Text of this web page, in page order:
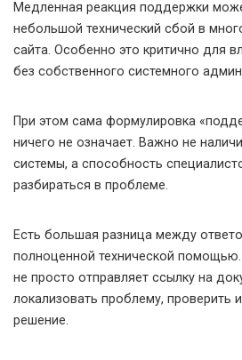
Медленная реакция поддержки
небольшой технический сбой в
сайта. Особенно это критично для
без собственного системного
При этом сама формулировка
ничего не означает. Важно не
системы, а способность
разбираться в проблеме.
Есть большая разница между
полноценной технической
не просто отправляет ссылку на
локализовать проблему, проверить
решение.